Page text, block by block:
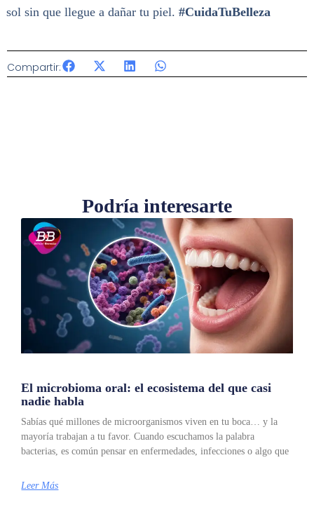
sol sin que llegue a dañar tu piel. #CuidaTuBelleza
Compartir:
Podría interesarte
El microbioma oral: el ecosistema del que casi
nadie habla
Sabías qué millones de microorganismos viven en tu boca… y la
mayoría trabajan a tu favor. Cuando escuchamos la palabra
bacterias, es común pensar en enfermedades, infecciones o algo que
Leer Más